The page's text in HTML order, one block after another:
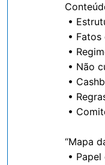
•
•
•
• Não
•
•
•
“Mapa
•